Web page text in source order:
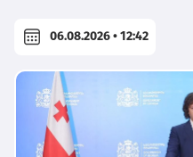
06.08.2026 • 12:42